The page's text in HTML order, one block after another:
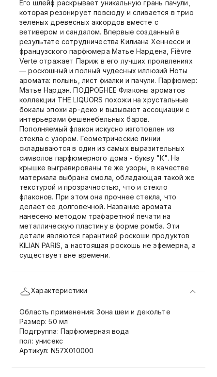
Его шлейф раскрывает уникальную грань пачули,
которая резонирует повсюду и сливается в трио
зеленых древесных аккордов вместе с
ветивером и сандалом. Впервые созданный в
результате сотрудничества Килиана Хеннесси и
французского парфюмера Матье Нардена, Fièvre
Verte отражает Париж в его лучших проявлениях
— роскошный и полный чудесных иллюзий Ноты
аромата: полынь, лист фиалки и пачули. Парфюмер:
Матье Нардэн. ПОДРОБНЕЕ Флаконы ароматов
коллекции THE LIQUORS похожи на хрустальные
бокалы эпохи ар-деко и вызывают ассоциации с
интерьерами фешенебельных баров.
Пополняемый флакон искусно изготовлен из
стекла с узором. Геометрические линии
складываются в один из самых выразительных
символов парфюмерного дома - букву "К". На
крышке выгравированы те же узоры, в качестве
материала выбрана смола, обладающая такой же
текстурой и прозрачностью, что и стекло
флаконов. При этом она прочнее стекла, что
делает ее долговечной. Название аромата
нанесено методом трафаретной печати на
металлическую пластину в форме ромба. Эти
детали являются гарантией роскоши продуктов
KILIAN PARIS, а настоящая роскошь не эфемерна, а
существует вне времени.
Характеристики
Область применения: Зона шеи и декольте
Размер: 50 мл
Подгруппа: Парфюмерная вода
пол: унисекс
Артикул: N57X010000